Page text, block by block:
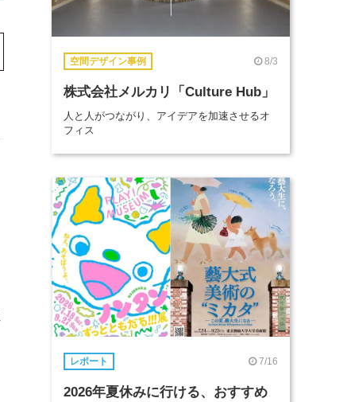
空間デザイン事例 8/3
株式会社メルカリ「Culture Hub」
人と人がつながり、アイデアを加速させるオ
フィス
レポート 7/16
2026年夏休みに行ける、おすすめ